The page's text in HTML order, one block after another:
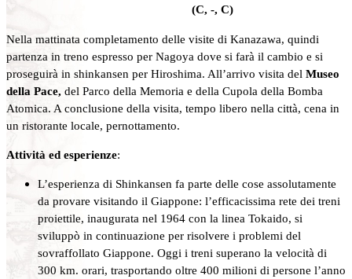
(C, -, C)
Nella mattinata completamento delle visite di Kanazawa, quindi
partenza in treno espresso per Nagoya dove si farà il cambio e si
proseguirà in shinkansen per Hiroshima. All’arrivo visita del Museo
della Pace, del Parco della Memoria e della Cupola della Bomba
Atomica. A conclusione della visita, tempo libero nella città, cena in
un ristorante locale, pernottamento.
Attività ed esperienze:
L’esperienza di Shinkansen fa parte delle cose assolutamente
da provare visitando il Giappone: l’efficacissima rete dei treni
proiettile, inaugurata nel 1964 con la linea Tokaido, si
sviluppò in continuazione per risolvere i problemi del
sovraffollato Giappone. Oggi i treni superano la velocità di
300 km. orari, trasportando oltre 400 milioni di persone l’anno